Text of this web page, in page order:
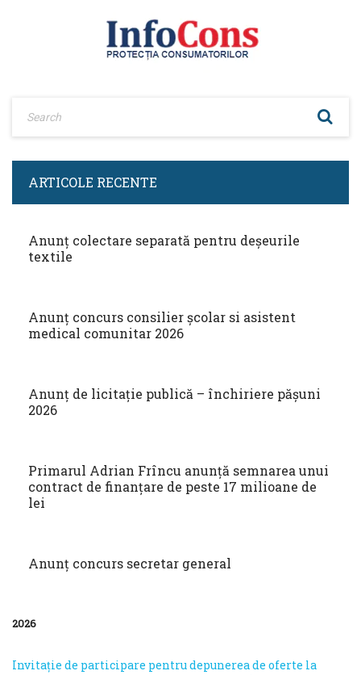
ARTICOLE RECENTE
Anunț colectare separată pentru deșeurile
textile
Anunț concurs consilier școlar si asistent
medical comunitar 2026
Anunț de licitație publică – închiriere pășuni
2026
Primarul Adrian Frîncu anunță semnarea unui
contract de finanțare de peste 17 milioane de
lei
Anunț concurs secretar general
2026
Invitație de participare pentru depunerea de oferte la